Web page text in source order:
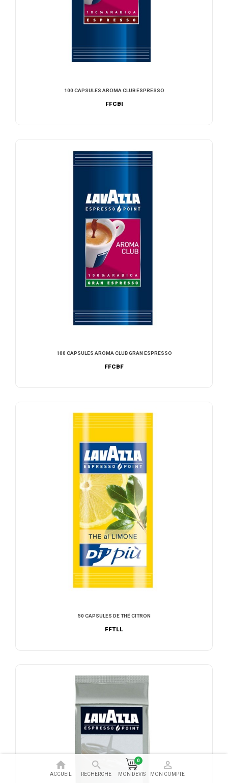
100 CAPSULES AROMA CLUB ESPRESSO
FFCBI
100 CAPSULES AROMA CLUB GRAN ESPRESSO
FFCBF
50 CAPSULES DE THÉ CITRON
FFTLL
ACCUEIL RECHERCHE MON DEVIS
0
MON COMPTE